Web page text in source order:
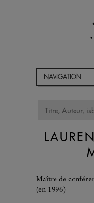
NAVIGATION
Maître de
(en 1996)